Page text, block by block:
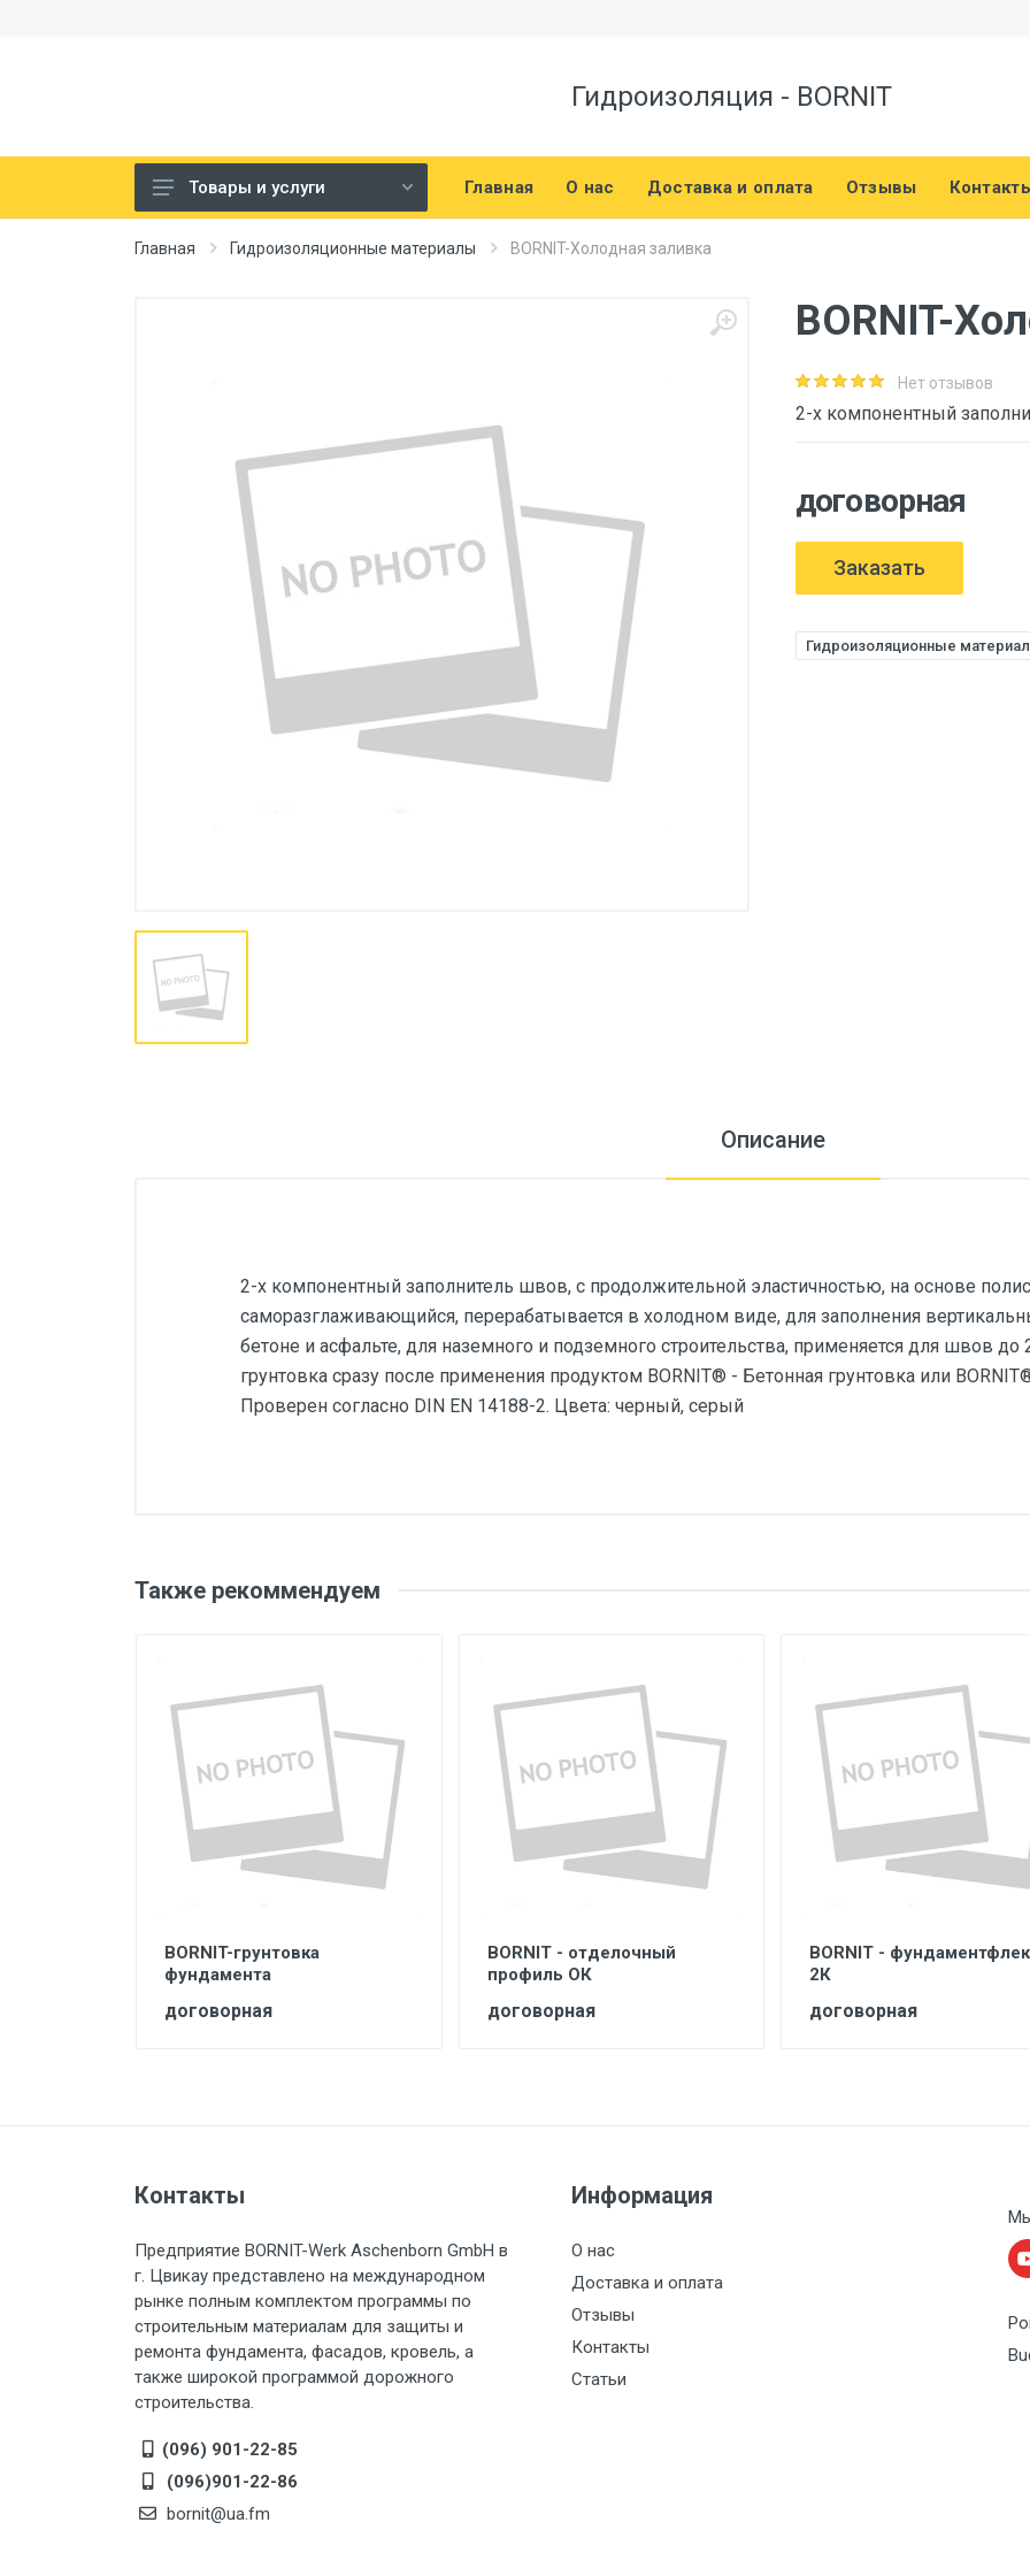
Гидроизоляция - BORNIT
Гидроизоляционные материалы
Товары и услуги Главная О нас Доставка и оплата Отзывы
Главная Гидроизоляционные материалы BORNIT-Холодная заливка
BORNIT-
Нет отзывов
2-х компонентный
договорная
Заказать
Гидроизоляционные
Описание
2-х компонентный заполнитель швов, с продолжительной эластичностью, на основе
саморазглаживающийся, перерабатывается в холодном виде, для заполнения
бетоне и асфальте, для наземного и подземного строительства, применяется для швов
грунтовка сразу после применения продуктом BORNIT® - Бетонная грунтовка или
Проверен согласно DIN EN 14188-2. Цвета: черный, серый
Также рекоммендуем
BORNIT-грунтовка
фундамента
договорная
BORNIT - отделочный
профиль ОК
договорная
BORNIT -
2К
договорная
Контакты
Предприятие BORNIT-Werk Aschenborn GmbH в
г. Цвикау представлено на международном
рынке полным комплектом программы по
строительным материалам для защиты и
ремонта фундамента, фасадов, кровель, а
также широкой программой дорожного
строительства.
(096) 901-22-85
(096)901-22-86
bornit@ua.fm
Информация
О нас
Доставка и оплата
Отзывы
Контакты
Статьи